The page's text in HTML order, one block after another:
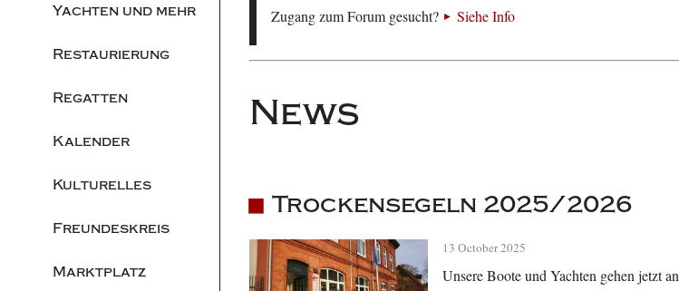
Yachten und mehr
Restaurierung
Regatten
Kalender
Kulturelles
Freundeskreis
Marktplatz
Zugang zum Forum gesucht?
Siehe Info
News
Trockensegeln 2025/2026
13 October 2025
Unsere Boote und Yachten gehen jetzt